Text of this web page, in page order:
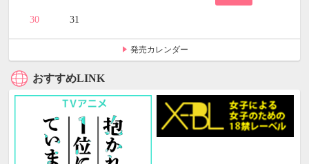
30 31
発売カレンダー
おすすめLINK